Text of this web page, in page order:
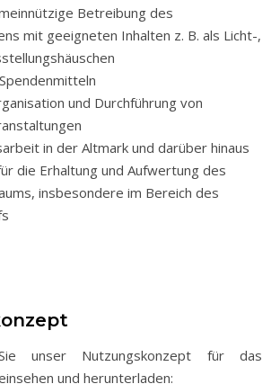
Betreibung des
mit geeigneten Inhalten z. B. als Licht-,
und Durchführung von
in der Altmark und darüber hinaus
die Erhaltung und Aufwertung des
insbesondere im Bereich des
unser Nutzungskonzept für das
und herunterladen: